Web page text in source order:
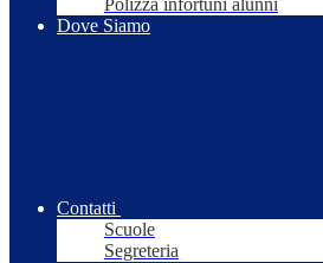
Polizza infortuni alunni
Dove Siamo
Contatti
Scuole
Segreteria